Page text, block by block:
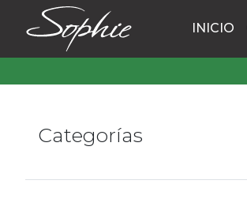
INICIO
Categorías